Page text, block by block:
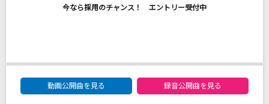
[生音]星影のエール
今なら採用のチャンス！ エントリー受付中
DAM★ともボーカルエントリーランキング
動画公開曲を見る
録音公開曲を見る